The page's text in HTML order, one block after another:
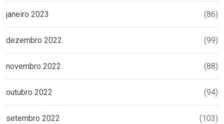
janeiro 2023 (86)
dezembro 2022 (99)
novembro 2022 (88)
outubro 2022 (94)
setembro 2022 (103)